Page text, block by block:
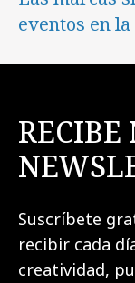
eventos en
RECIBE
Suscríbete
recibir cada
creatividad,